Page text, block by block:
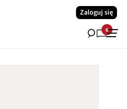
Zaloguj się
6